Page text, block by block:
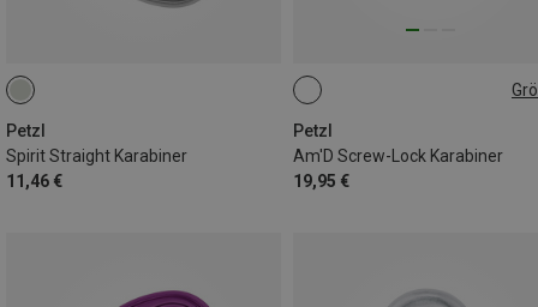
Petzl
Spirit Straight Karabiner
11,46 €
Petzl
Am'D Screw-Lock Karabiner
19,95 €
SCREW-LOCK